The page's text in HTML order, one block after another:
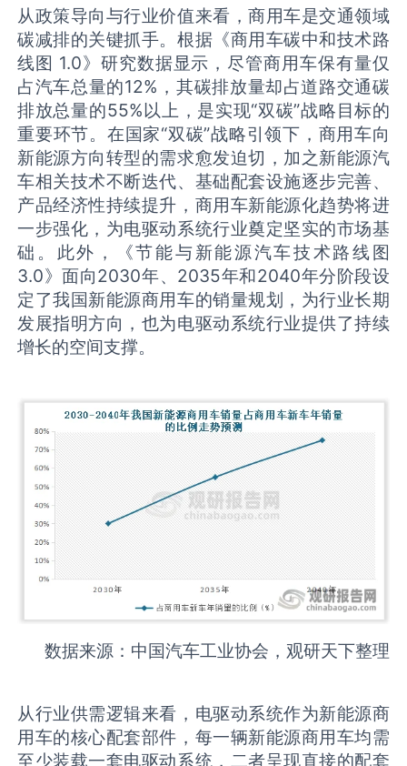
从政策导向与行业价值来看，商用车是交通领域
碳减排的关键抓手。根据《商用车碳中和技术路
线图 1.0》研究数据显示，尽管商用车保有量仅
占汽车总量的12%，其碳排放量却占道路交通碳
排放总量的55%以上，是实现“双碳”战略目标的
重要环节。在国家“双碳”战略引领下，商用车向
新能源方向转型的需求愈发迫切，加之新能源汽
车相关技术不断迭代、基础配套设施逐步完善、
产品经济性持续提升，商用车新能源化趋势将进
一步强化，为电驱动系统行业奠定坚实的市场基
础。此外，《节能与新能源汽车技术路线图
3.0》面向2030年、2035年和2040年分阶段设
定了我国新能源商用车的销量规划，为行业长期
发展指明方向，也为电驱动系统行业提供了持续
增长的空间支撑。
数据来源：中国汽车工业协会，观研天下整理
从行业供需逻辑来看，电驱动系统作为新能源商
用车的核心配套部件，每一辆新能源商用车均需
至少装载一套电驱动系统，二者呈现直接的配套